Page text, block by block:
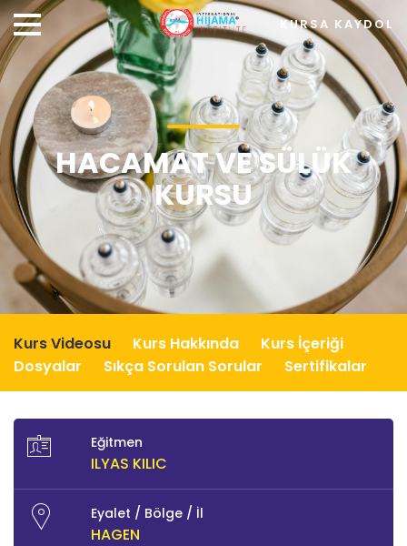
HACAMAT VE SÜLÜK
KURSU
Kurs Videosu Kurs Hakkında
Kurs İçeriği
Dosyalar
Sıkça Sorulan Sorular Sertifikalar
Eğitmen
ILYAS KILIC
Eyalet / Bölge / İl
HAGEN
KURSA KAYDOL